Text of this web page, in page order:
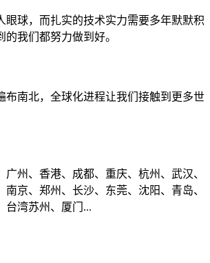
是？
眼球，而扎实的技术实力需要多年默默积
我们都努力做到好。
布南北，全球化进程让我们接触到更多世
广州、香港、成都、重庆、杭州、武汉、
南京、郑州、长沙、东莞、沈阳、青岛、
台湾苏州、厦门...